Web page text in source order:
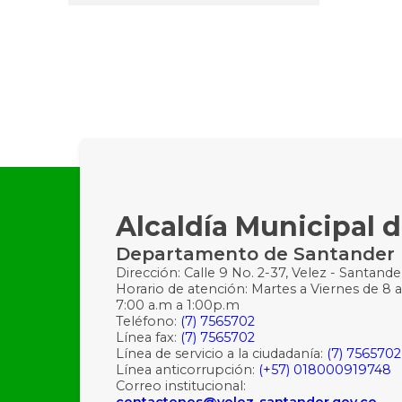
Alcaldía Municipal
Departamento de Santander
Dirección: Calle 9 No. 2-37, Velez -
Horario de atención: Martes a Viernes de 8
7:00 a.m a 1:00p.m
Teléfono: (7) 7565702
Línea fax: (7) 7565702
Línea de servicio a la ciudadanía: (7) 7565702
Línea anticorrupción: (+57) 018000919748
Correo institucional: